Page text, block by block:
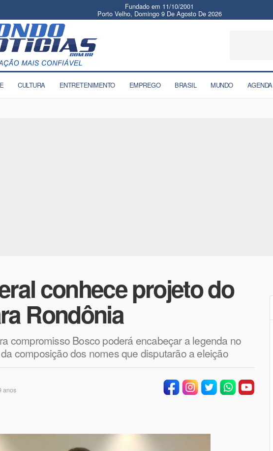
Fundado em 11/10/2001
Porto Velho, Domingo 9 De Agosto De 2026
CULTURA ENTRETENIMENTO EMPREGO BRASIL MUNDO AGENDA
conhece projeto do
Rondônia
compromisso Bosco poderá encabeçar a legenda no
composição dos nomes que disputarão a eleição
anos